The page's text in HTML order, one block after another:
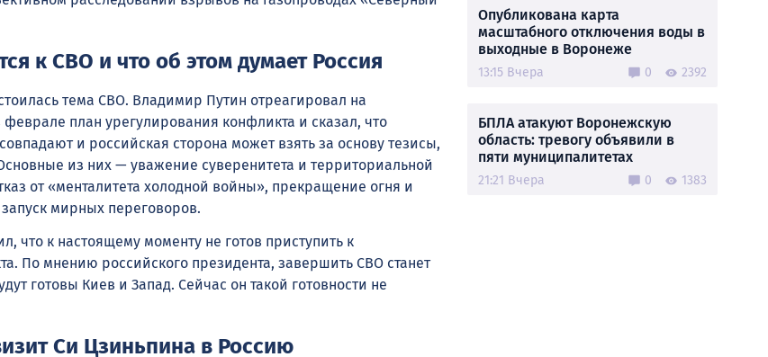
к СВО и что об этом думает Россия
тема СВО. Владимир Путин отреагировал на
план урегулирования конфликта и сказал, что
и российская сторона может взять за основу тезисы,
из них — уважение суверенитета и территориальной
от «менталитета холодной войны», прекращение огня и
мирных переговоров.
что к настоящему моменту не готов приступить к
По мнению российского президента, завершить СВО станет
готовы Киев и Запад. Сейчас он такой готовности не
Си Цзиньпина в Россию
Опубликована карта
масштабного отключения воды в
выходные в Воронеже
13:15 Вчера 0 2392
БПЛА атакуют Воронежскую
область: тревогу объявили в
пяти муниципалитетах
21:21 Вчера 0 1383